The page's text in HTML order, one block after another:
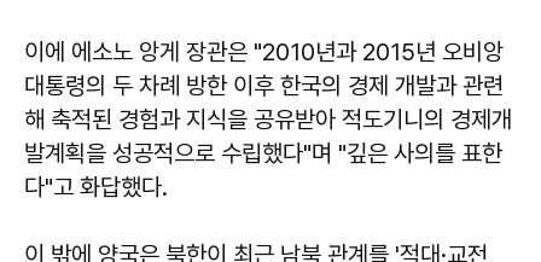
이에 에소노 앙게 장관은 "2010년과 2015년 오비앙
대통령의 두 차례 방한 이후 한국의 경제 개발과 관련
해 축적된 경험과 지식을 공유받아 적도기니의 경제개
발계획을 성공적으로 수립했다"며 "깊은 사의를 표한
다"고 화답했다.
이 밖에 양국은 북한이 최근 남북 관계를 '적대·교전